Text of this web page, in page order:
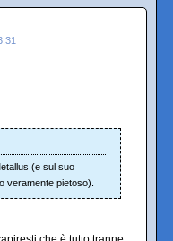
(e sul suo
veramente pietoso).